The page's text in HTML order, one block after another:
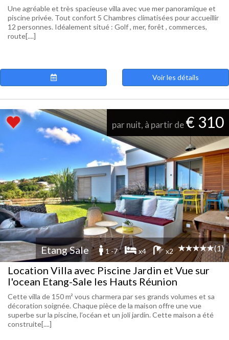
Une agréable et très spacieuse villa avec vue mer panoramique et
piscine privée. Tout confort 5 Chambres climatisées pour accueillir
12 personnes. Idéalement situé : Golf , mer, forêt , commerces,
route[....]
Voir les détails
par nuit, à partir de€ 310
Etang Sale 1 -7 x4 x2 (1)
Location Villa avec Piscine Jardin et Vue sur
l'ocean Etang-Sale les Hauts Réunion
Cette villa de 150 m² vous charmera par ses grands volumes et sa
décoration soignée. Chaque pièce de la maison offre une vue
superbe sur la piscine, l’océan et un joli jardin. Cette maison a été
construite[....]